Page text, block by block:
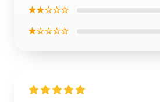
★★☆☆☆
★☆☆☆☆